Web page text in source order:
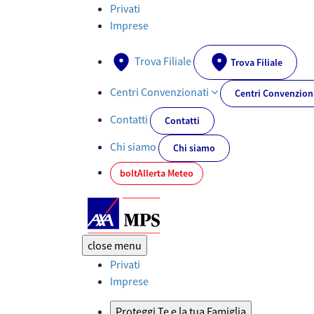
Formula Benessere: assicurazione sanitaria | AXA MPS - AXA-
Privati
Imprese
Trova Filiale Trova Filiale
Centri Convenzionati Centri
Contatti Contatti
Chi siamo
Chi siamo
boltAllerta Meteo
close menu
Privati
Imprese
Proteggi Te e la tua Famiglia